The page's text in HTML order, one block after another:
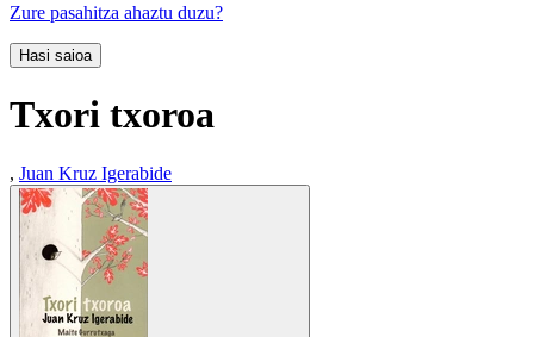
Zure pasahitza ahaztu duzu?
Hasi saioa
Txori txoroa
, Juan Kruz Igerabide